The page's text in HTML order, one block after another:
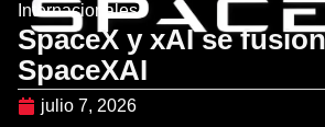
Internacionales
SpaceX y xAI se
SpaceXAI
julio 7, 2026